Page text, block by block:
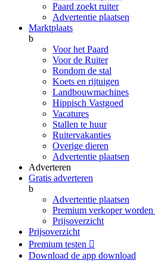
Paard zoekt ruiter
Advertentie plaatsen
Marktplaats
b
Voor het Paard
Voor de Ruiter
Rondom de stal
Koets en rijtuigen
Landbouwmachines
Hippisch Vastgoed
Vacatures
Stallen te huur
Ruitervakanties
Overige dieren
Advertentie plaatsen
Adverteren
Gratis adverteren
b
Advertentie plaatsen
Premium verkoper worden
Prijsoverzicht
Prijsoverzicht
Premium testen 
Download de app download